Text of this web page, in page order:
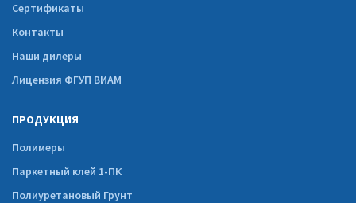
Сертификаты
Контакты
Наши дилеры
Лицензия ФГУП ВИАМ
ПРОДУКЦИЯ
Полимеры
Паркетный клей 1-ПК
Полиуретановый Грунт